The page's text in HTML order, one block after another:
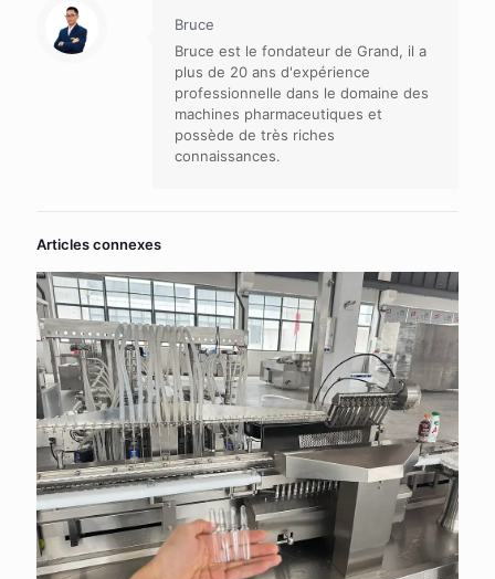
Bruce
Bruce est le fondateur de Grand, il a
plus de 20 ans d'expérience
professionnelle dans le domaine des
machines pharmaceutiques et
possède de très riches
connaissances.
Articles connexes